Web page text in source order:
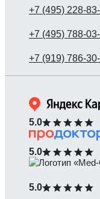
5.0
5.0
5.0